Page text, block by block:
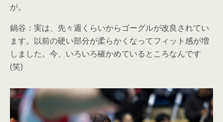
が。
鍋谷：実は、先々週くらいからゴーグルが改良されてい
ます。以前の硬い部分が柔らかくなってフィット感が増
しました。今、いろいろ確かめているところなんです
(笑)